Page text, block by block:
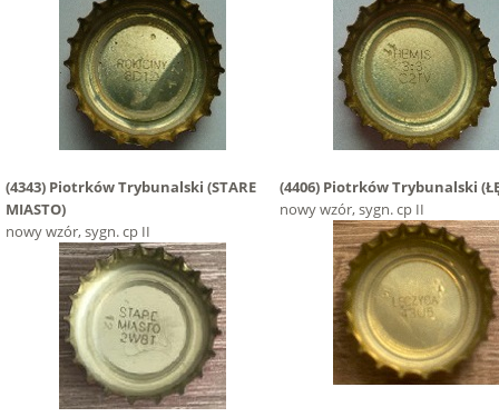
(4343) Piotrków Trybunalski (STARE
MIASTO)
nowy wzór, sygn. cp II
(4406) Piotrków Trybunalski
nowy wzór, sygn. cp II